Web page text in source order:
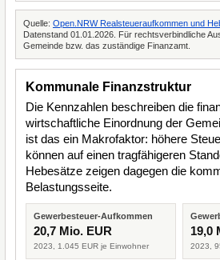
Quelle: Open.NRW Realsteueraufkommen und
Datenstand 01.01.2026. Für rechtsverbindliche
Gemeinde bzw. das zuständige Finanzamt.
Kommunale Finanzstruktur
Die Kennzahlen beschreiben die
wirtschaftliche Einordnung der
ist das ein Makrofaktor: höhere
können auf einen tragfähigeren
Hebesätze zeigen dagegen die
Belastungsseite.
Gewerbesteuer-Aufkommen
20,7 Mio. EUR
2023, 1.045 EUR je Einwohner
19,0
2023,